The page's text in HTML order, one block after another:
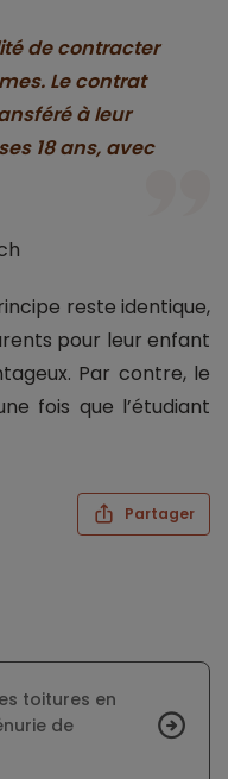
de contracter
Le contrat
à leur
18 ans, avec
reste identique,
pour leur enfant
Par contre, le
fois que l’étudiant
Partager
toitures en
de